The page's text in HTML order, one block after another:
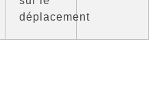
déplacement